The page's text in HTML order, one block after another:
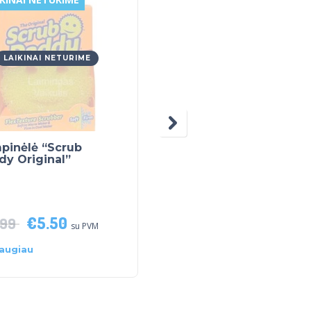
LAIKINAI NETURIME
“Scrub
Original”
€5.50 su PVM